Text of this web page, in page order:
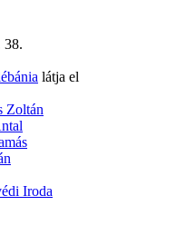
38.
látja el
Zoltán
Iroda